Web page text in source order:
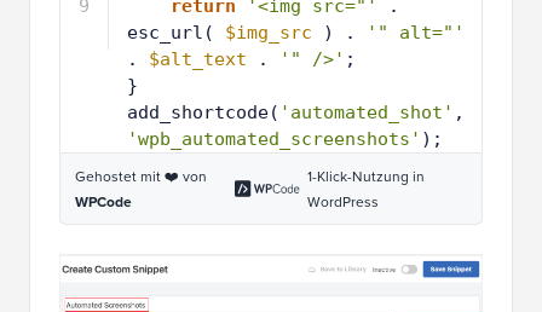
6
1
return '<img src="'
.
esc_url( $img_src ) .
'" alt="'
. $alt_text . '" />' ;
}
add_shortcode( 'automated_shot'
'wpb_automated_screenshots' );
Gehostet mit ❤️ von
WPCode
1-Klick-Nutzung in
WordPress